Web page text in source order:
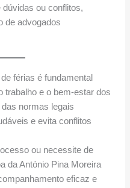
ou conflitos,
de advogados
férias é fundamental
trabalho e o bem-estar dos
normas legais
e evita conflitos
ou necessite de
da António Pina Moreira
eficaz e